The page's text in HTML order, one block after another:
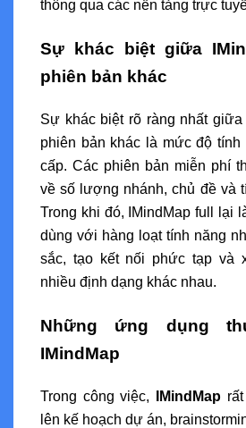
thông qua các nền tảng trực
Sự khác biệt giữa
phiên bản khác
Sự khác biệt rõ ràng nhất giữa
phiên bản khác là mức độ tính
cấp. Các phiên bản miễn phí
về số lượng nhánh, chủ đề và
Trong khi đó, IMindMap full lại
dùng với hàng loạt tính năng
sắc, tạo kết nối phức tạp và
nhiều định dạng khác nhau.
Những ứng dụng
IMindMap
Trong công việc, IMindMaprất
lên kế hoạch dự án,